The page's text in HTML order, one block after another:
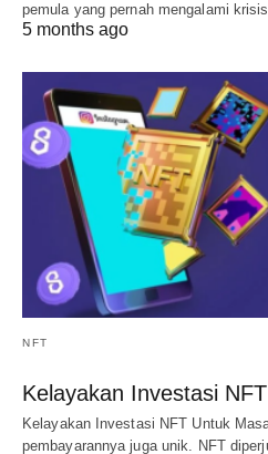
pemula yang pernah mengalami
5 months ago
NFT
Kelayakan Investasi
Kelayakan Investasi NFT Untuk
pembayarannya juga unik. NFT